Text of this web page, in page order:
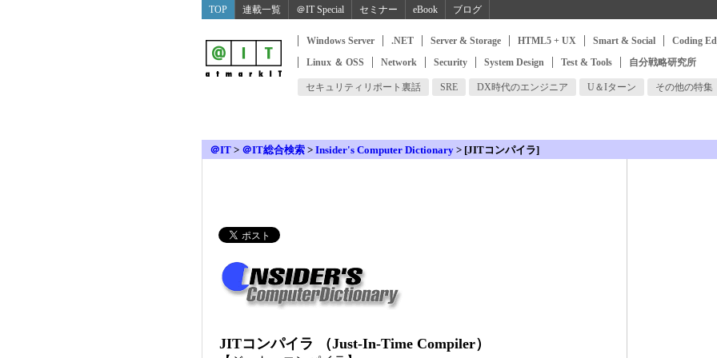
TOP 連載一覧 ＠IT Special セミナー eBook ブログ
Windows Server .NET Server & Storage HTML5 + UX Smart & Social Coding
Linux ＆ OSS
Network Security System Design Test & Tools 自分戦略研究所
セキュリティリポート裏話 SRE DX時代のエンジニア U＆Iターン その他の特集
＠IT > ＠IT総合検索 > Insider's Computer Dictionary > [JITコンパイラ]
JITコンパイラ （Just-In-Time Compiler）